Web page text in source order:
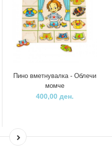
Пино вметнувалка - Облечи
момче
400,00 ден.